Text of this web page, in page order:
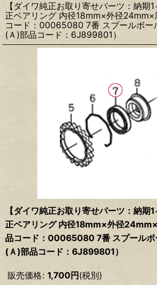
【ダイワ純正お取り寄せパーツ：納期
正ベアリング 内径18mm×外径
コード：00065080 7番 スプールボー
(Ａ)部品コード：6J899801）
【ダイワ純正お取り寄せパーツ：納期
正ベアリング 内径18mm×外径
品コード：00065080 7番 スプールボ
(Ａ)部品コード：6J899801）
販売価格: 1,700円(税別)